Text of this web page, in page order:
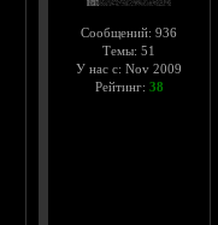
Сообщений: 936
Темы: 51
У нас с: Nov 2009
Рейтинг: 38